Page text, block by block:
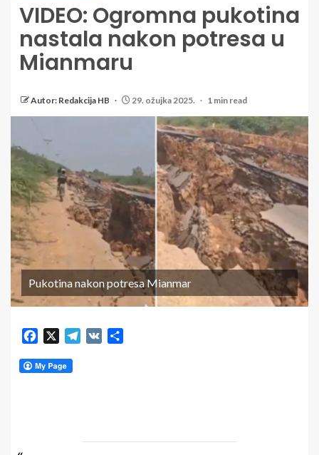
VIDEO: Ogromna pukotina
nastala nakon potresa u
Mianmaru
Autor: Redakcija HB 29. ožujka 2025. 1 min read
Pukotina nakon potresa Mianmar
Facebook Telegram
VK